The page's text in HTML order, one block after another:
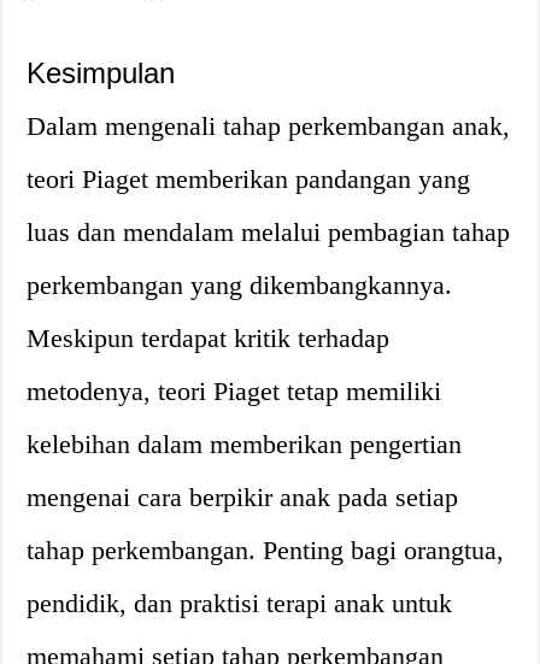
Kesimpulan
Dalam mengenali tahap perkembangan anak,
teori Piaget memberikan pandangan yang
luas dan mendalam melalui pembagian tahap
perkembangan yang dikembangkannya.
Meskipun terdapat kritik terhadap
metodenya, teori Piaget tetap memiliki
kelebihan dalam memberikan pengertian
mengenai cara berpikir anak pada setiap
tahap perkembangan. Penting bagi orangtua,
pendidik, dan praktisi terapi anak untuk
memahami setiap tahap perkembangan